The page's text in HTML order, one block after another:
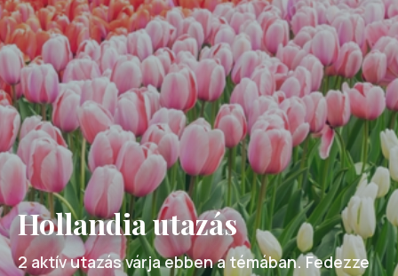
Hollandia utazás
2 aktív utazás várja ebben a témában. Fedezze